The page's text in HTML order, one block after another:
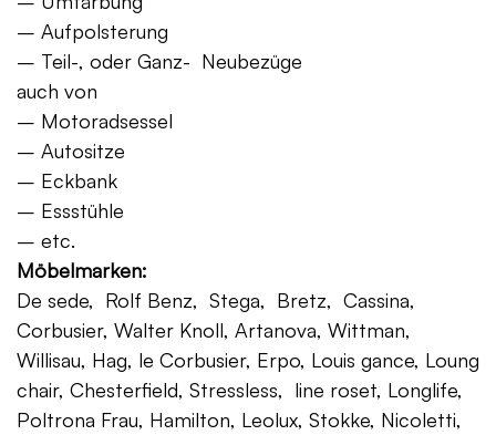
– Aufpolsterung
– Teil-, oder Ganz- Neubezüge
auch von
– Motoradsessel
– Autositze
– Eckbank
– Essstühle
– etc.
Möbelmarken:
De sede, Rolf Benz, Stega, Bretz, Cassina,
Corbusier, Walter Knoll, Artanova, Wittman,
Willisau, Hag, le Corbusier, Erpo, Louis gance, Loung
chair, Chesterfield, Stressless, line roset, Longlife,
Poltrona Frau, Hamilton, Leolux, Stokke, Nicoletti,